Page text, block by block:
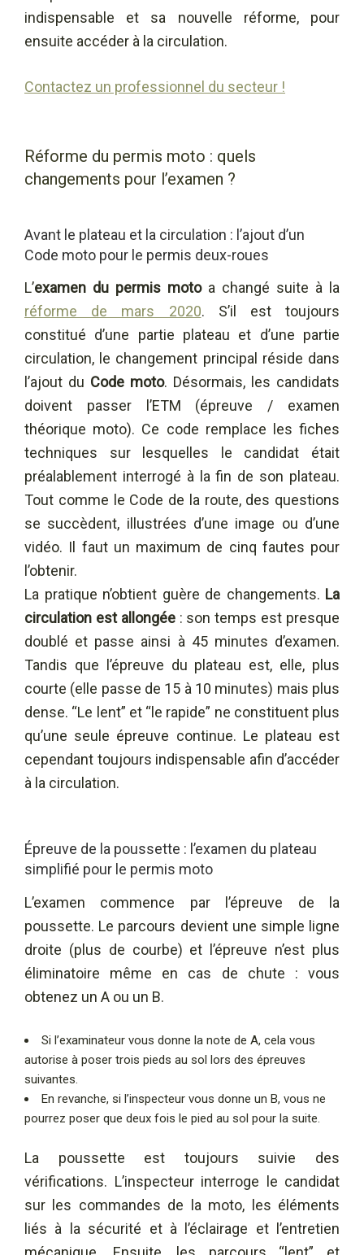
indispensable et sa nouvelle réforme, pour
ensuite accéder à la circulation.
Contactez un professionnel du secteur !
Réforme du permis moto : quels
changements pour l’examen ?
Avant le plateau et la circulation : l’ajout d’un
Code moto pour le permis deux-roues
L’examen du permis motoa changé suite à la
réforme de mars 2020. S’il est toujours
constitué d’une partie plateau et d’une partie
circulation, le changement principal réside dans
l’ajout du Code moto. Désormais, les candidats
doivent passer l’ETM (épreuve / examen
théorique moto). Ce code remplace les fiches
techniques sur lesquelles le candidat était
préalablement interrogé à la fin de son plateau.
Tout comme le Code de la route, des questions
se succèdent, illustrées d’une image ou d’une
vidéo. Il faut un maximum de cinq fautes pour
l’obtenir.
La pratique n’obtient guère de changements. La
circulation est allongée: son temps est presque
doublé et passe ainsi à 45 minutes d’examen.
Tandis que l’épreuve du plateau est, elle, plus
courte (elle passe de 15 à 10 minutes) mais plus
dense. “Le lent” et “le rapide” ne constituent plus
qu’une seule épreuve continue. Le plateau est
cependant toujours indispensable afin d’accéder
à la circulation.
Épreuve de la poussette : l’examen du plateau
simplifié pour le permis moto
L’examen commence par l’épreuve de la
poussette. Le parcours devient une simple ligne
droite (plus de courbe) et l’épreuve n’est plus
éliminatoire même en cas de chute : vous
obtenez un A ou un B.
Si l’examinateur vous donne la note de A, cela vous
autorise à poser trois pieds au sol lors des épreuves
suivantes.
En revanche, si l’inspecteur vous donne un B, vous ne
pourrez poser que deux fois le pied au sol pour la suite.
La poussette est toujours suivie des
vérifications. L’inspecteur interroge le candidat
sur les commandes de la moto, les éléments
liés à la sécurité et à l’éclairage et l’entretien